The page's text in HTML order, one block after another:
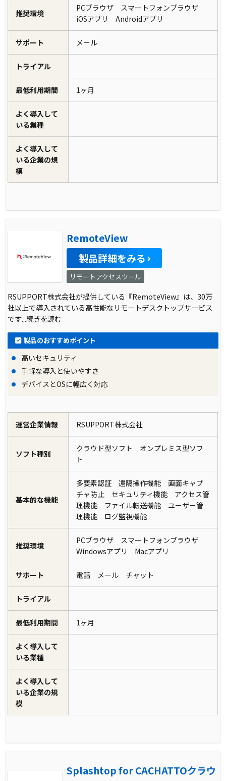
推奨環境
PCブラウザ スマートフォンブラウザ
iOSアプリ Androidアプリ
サポート メール
トライアル
最低利用期間 1ヶ月
よく導入して
いる業種
よく導入して
いる企業の規
模
RemoteView
製品詳細をみる
リモートアクセスツール
RSUPPORT株式会社が提供している『RemoteView』は、30万
社以上で導入されている高性能なリモートデスクトップサービス
です...続きを読む
製品のおすすめポイント
高いセキュリティ
手軽な導入と使いやすさ
デバイスとOSに幅広く対応
運営企業情報 RSUPPORT株式会社
ソフト種別
クラウド型ソフト オンプレミス型ソフ
ト
基本的な機能
多要素認証 遠隔操作機能 画面キャプ
チャ防止 セキュリティ機能 アクセス管
理機能 ファイル転送機能 ユーザー管
理機能 ログ監視機能
推奨環境
PCブラウザ スマートフォンブラウザ
Windowsアプリ Macアプリ
サポート 電話 メール チャット
トライアル
最低利用期間 1ヶ月
よく導入して
いる業種
よく導入して
いる企業の規
模
Splashtop for CACHATTOクラウ